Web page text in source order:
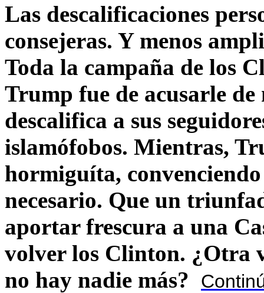
Las descalificaciones
consejeras. Y menos
Toda la campaña de los
Trump fue de acusarle
descalifica a sus
islamófobos. Mientras,
hormiguíta,
necesario. Que un
aportar frescura a una
volver los Clinton. ¿Otra
no hay nadie más?